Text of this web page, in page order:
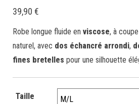
39,90 €
Robe longue fluide en viscose, à
naturel, avec dos échancré arrondi,
fines bretelles pour une silhouette
Taille